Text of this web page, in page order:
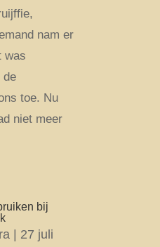
nam er
was
de
toe. Nu
niet meer
bij
| 27 juli